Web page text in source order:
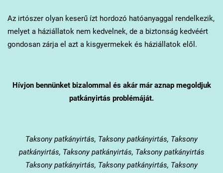
Az irtószer olyan keserű ízt hordozó hatóanyaggal rendelkezik,
melyet a háziállatok nem kedvelnek, de a biztonság kedvéért
gondosan zárja el azt a kisgyermekek és háziállatok elől.
Hívjon bennünket bizalommal és akár már aznap megoldjuk
patkányirtás problémáját.
Taksonypatkányirtás, Taksony patkányirtás, Taksony
patkányirtás, Taksony patkányirtás, Taksony patkányirtás
Taksony patkányirtás, Taksony patkányirtás, Taksony